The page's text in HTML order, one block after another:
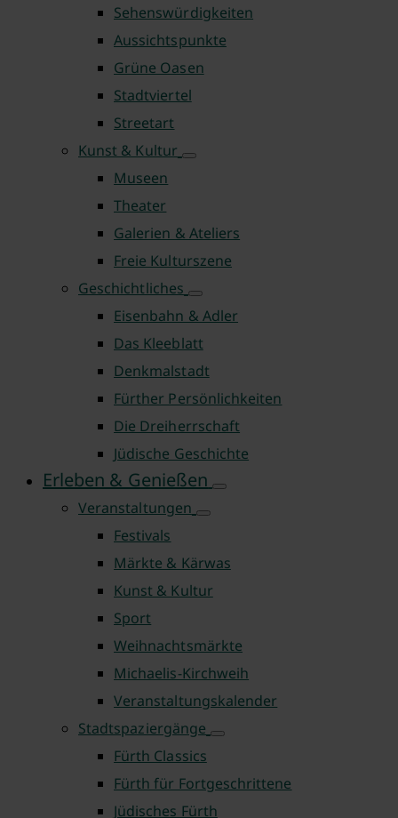
Sehenswürdigkeiten
Aussichtspunkte
Grüne Oasen
Stadtviertel
Streetart
Kunst & Kultur
Museen
Theater
Galerien & Ateliers
Freie Kulturszene
Geschichtliches
Eisenbahn & Adler
Das Kleeblatt
Denkmalstadt
Fürther Persönlichkeiten
Die Dreiherrschaft
Jüdische Geschichte
Erleben & Genießen
Veranstaltungen
Festivals
Märkte & Kärwas
Kunst & Kultur
Sport
Weihnachtsmärkte
Michaelis-Kirchweih
Veranstaltungskalender
Stadtspaziergänge
Fürth Classics
Fürth für Fortgeschrittene
Jüdisches Fürth